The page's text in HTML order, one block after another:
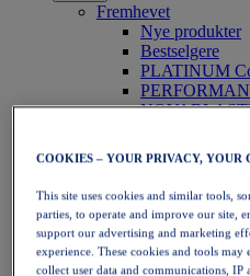
Fremhevet
Nye produkter
Bestselgere
PLATINUM
Løping
Terrengløping
Tennis
Volleyball
Håndball
Padel
Netball
COOKIES – YOUR PRIVACY, YOUR
This site uses cookies and similar tools,
parties, to operate and improve our site,
support our advertising and marketing
experience. These cookies and tools may
collect user data and communications,